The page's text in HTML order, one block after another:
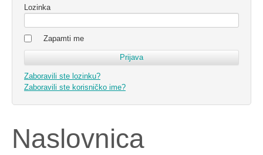
Lozinka
Zapamti me
Zaboravili ste lozinku?
Zaboravili ste korisničko ime?
Naslovnica